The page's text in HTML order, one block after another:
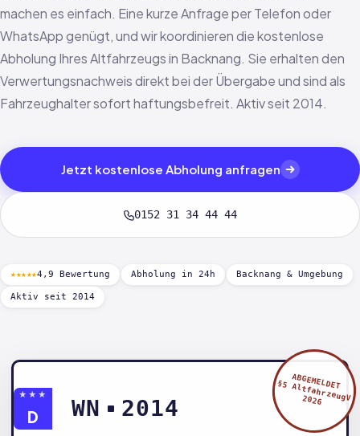
machen es einfach. Eine kurze Anfrage per Telefon oder
WhatsApp genügt, und wir koordinieren die kostenlose
Abholung Ihres Altfahrzeugs in Backnang. Sie erhalten den
Verwertungsnachweis direkt bei der Übergabe und sind als
Fahrzeughalter sofort haftungsbefreit. Aktiv seit 2014.
Jetzt kostenlose Abholung anfragen
0152 31 34 44 44
★★★★★4,9 Bewertung Abholung in 24h Backnang & Umgebung
Aktiv seit 2014
★★★
D WN 2014
ABGEMELDET
§5 AltfahrzeugV
2026